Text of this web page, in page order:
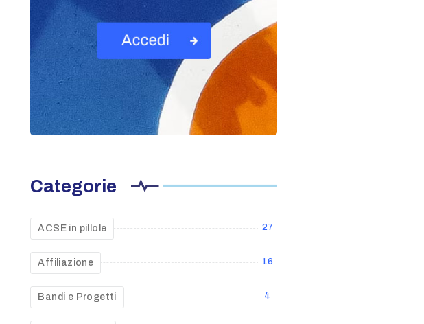
Categorie
ACSE in pillole 27
Affiliazione 16
Bandi e Progetti 4